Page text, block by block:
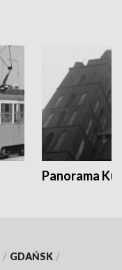
Panorama
/ GDAŃSK /